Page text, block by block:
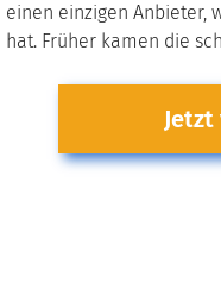
einen einzigen Anbieter,
hat. Früher kamen die